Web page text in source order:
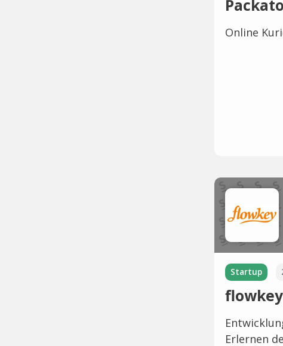
Online
Startup
flowkey
Erlernen